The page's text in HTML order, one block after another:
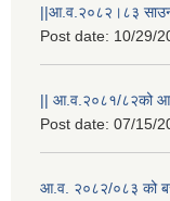
||आ.व.२०८२।८३
Post date: 10/29/
|| आ.व.२०८१/८२को
Post date: 07/15/
आ.व. २०८२/०८३ को